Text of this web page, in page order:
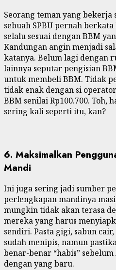
Seorang teman yang
sebuah SPBU pernah
selalu sesuai dengan BBM
Kandungan angin menjadi
katanya. Belum lagi dengan
lainnya seputar pengisian
untuk membeli BBM. Tidak
tidak enak dengan si
BBM senilai Rp100.700. Toh,
sering kali seperti itu, kan?
6. Maksimalkan
Mandi
Ini juga sering jadi sumber
perlengkapan mandinya
mungkin tidak akan terasa
mereka yang harus
sendiri. Pasta gigi, sabun
sudah menipis, namun
benar-benar “habis”
dengan yang baru.